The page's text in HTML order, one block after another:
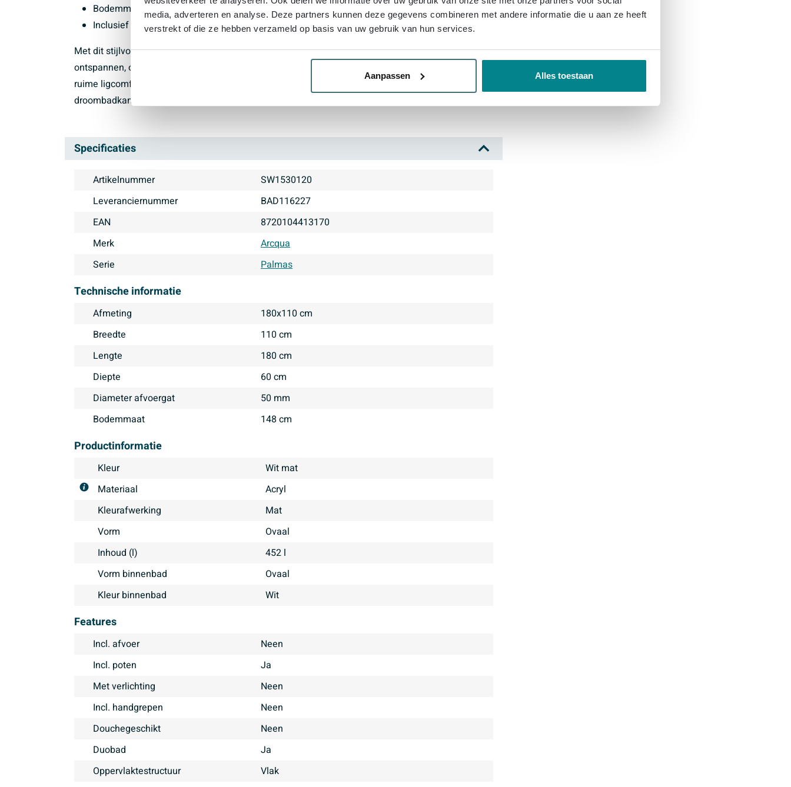
media, adverteren en analyse. Deze partners kunnen deze gegevens combineren met andere informatie die u aan ze heeft
verstrekt of die ze hebben verzameld op basis van uw gebruik van hun services.
Aanpassen Alles toestaan
Bodemmaat van 148 cm en inhoud van 452 liter voor veel ligruimte en ontspanning
Inclusief poten voor stabiele installatie, geschikt voor standaard afvoer met diameter 50 mm
Met dit stijlvolle half vrijstaand ligbad creëer je in iedere badkamer een comfortabele plek om te
ontspannen, of je nu kiest voor een moderne spa-look of een tijdloze inrichting. Geniet van het
ruime ligcomfort, de matte witte afwerking en het onderhoudsvriendelijke acryl. Maak jouw
droombadkamer compleet en laat dit ligbad het middelpunt van je badritueel worden.
Specificaties
Artikelnummer
SW1530120
Leveranciernummer
BAD116227
EAN
8720104413170
Merk
Arcqua
Serie
Palmas
Technische informatie
Afmeting
180x110 cm
Breedte
110 cm
Lengte
180 cm
Diepte
60 cm
Diameter afvoergat
50 mm
Bodemmaat
148 cm
Productinformatie
Kleur
Wit mat
Materiaal
Acryl
Kleurafwerking
mat
Vorm
Ovaal
Inhoud (l)
452 l
Vorm binnenbad
Ovaal
Kleur binnenbad
Wit
Features
Incl. afvoer
Neen
Incl. poten
Ja
Met verlichting
Neen
Incl. handgrepen
Neen
Douchegeschikt
Neen
Duobad
Ja
Oppervlaktestructuur
Vlak